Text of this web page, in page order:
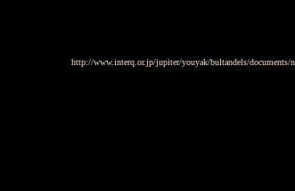
http://www.interq.or.jp/jupiter/youyak/bultandels/documents/